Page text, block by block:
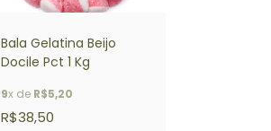
Bala Gelatina Beijo
Docile Pct 1 Kg
9x de R$5,20
R$38,50